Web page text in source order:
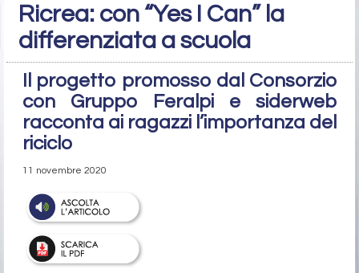
Ricrea: con “Yes I Can” la
differenziata a scuola
Il progetto promosso dal Consorzio
con Gruppo Feralpi e siderweb
racconta ai ragazzi l’importanza del
riciclo
11 novembre 2020